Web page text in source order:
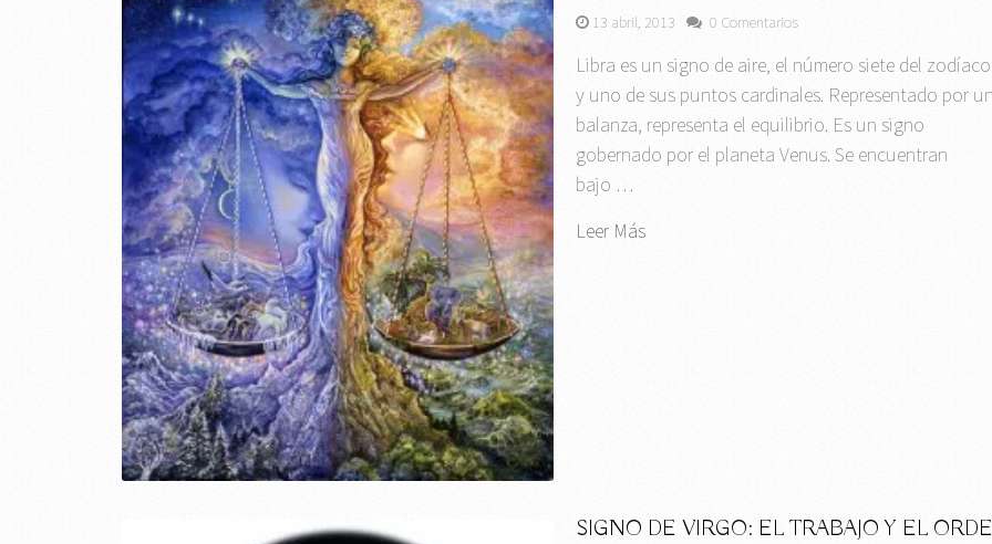
13 abril, 2013 0 Comentarios
Libra es un signo de aire, el número siete del
y uno de sus puntos cardinales. Representado por
balanza, representa el equilibrio. Es un signo
gobernado por el planeta Venus. Se encuentran
bajo …
Leer Más
SIGNO DE VIRGO: EL TRABAJO Y EL